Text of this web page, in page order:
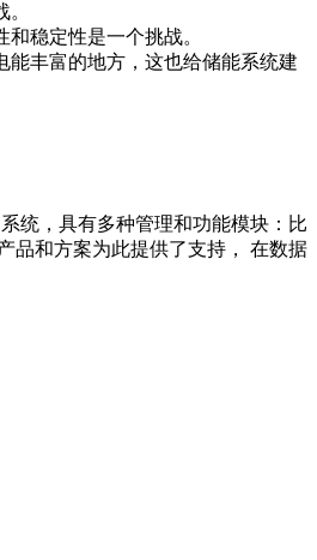
稳定性是一个挑战。
丰富的地方，这也给储能系统建
统，具有多种管理和功能模块：比
品和方案为此提供了支持， 在数据